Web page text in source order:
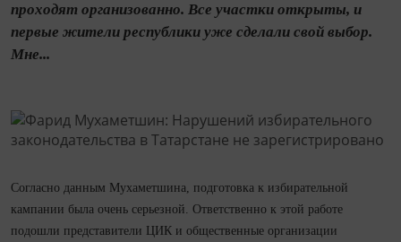
проходят организованно. Все участки открыты, и
первые жители республики уже сделали свой выбор.
Мне...
Согласно данным Мухаметшина, подготовка к избирательной
кампании была очень серьезной. Ответственно к этой работе
подошли представители ЦИК и общественные организации